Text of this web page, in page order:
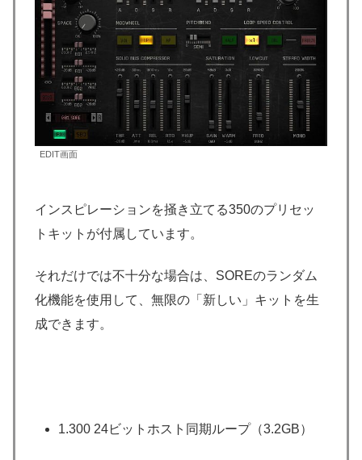
EDIT画面
インスピレーションを掻き立てる350のプリセッ
トキットが付属しています。
それだけでは不十分な場合は、SOREのランダム
化機能を使用して、無限の「新しい」キットを生
成できます。
1.300 24ビットホスト同期ループ（3.2GB）